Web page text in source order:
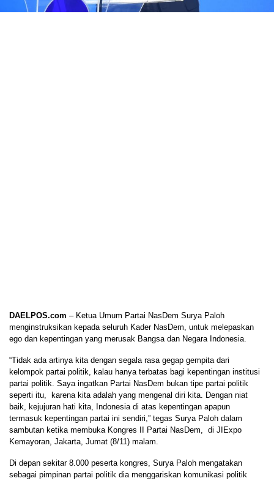
DAELPOS.com – Ketua Umum Partai NasDem Surya Paloh
menginstruksikan kepada seluruh Kader NasDem, untuk melepaskan
ego dan kepentingan yang merusak Bangsa dan Negara Indonesia.
“Tidak ada artinya kita dengan segala rasa gegap gempita dari
kelompok partai politik, kalau hanya terbatas bagi kepentingan institusi
partai politik. Saya ingatkan Partai NasDem bukan tipe partai politik
seperti itu, karena kita adalah yang mengenal diri kita. Dengan niat
baik, kejujuran hati kita, Indonesia di atas kepentingan apapun
termasuk kepentingan partai ini sendiri,” tegas Surya Paloh dalam
sambutan ketika membuka Kongres II Partai NasDem, di JIExpo
Kemayoran, Jakarta, Jumat (8/11) malam.
Di depan sekitar 8.000 peserta kongres, Surya Paloh mengatakan
sebagai pimpinan partai politik dia menggariskan komunikasi politik